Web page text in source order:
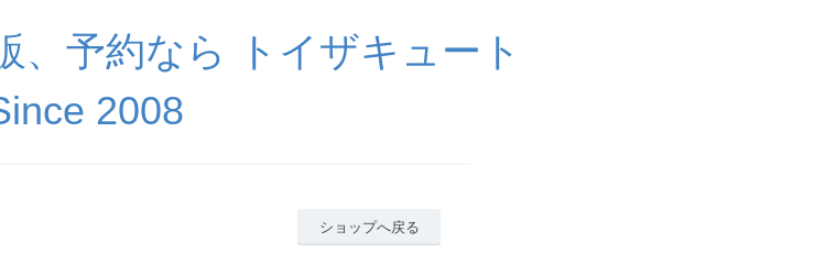
、予約なら トイザキュート
2008
ショップへ戻る